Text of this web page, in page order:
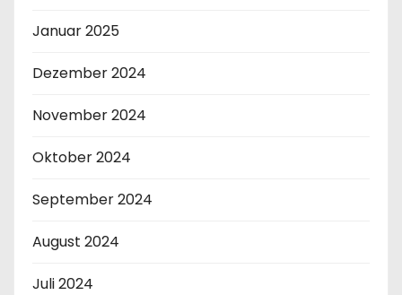
Januar 2025
Dezember 2024
November 2024
Oktober 2024
September 2024
August 2024
Juli 2024